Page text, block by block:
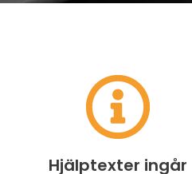
Hjälptexter ingår